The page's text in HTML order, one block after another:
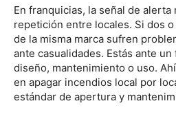
En franquicias, la señal de alerta
repetición entre locales. Si dos
de la misma marca sufren
ante casualidades. Estás ante
diseño, mantenimiento o uso.
en apagar incendios local por
estándar de apertura y